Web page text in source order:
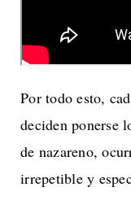
Por todo esto,
deciden ponerse
de nazareno,
irrepetible y